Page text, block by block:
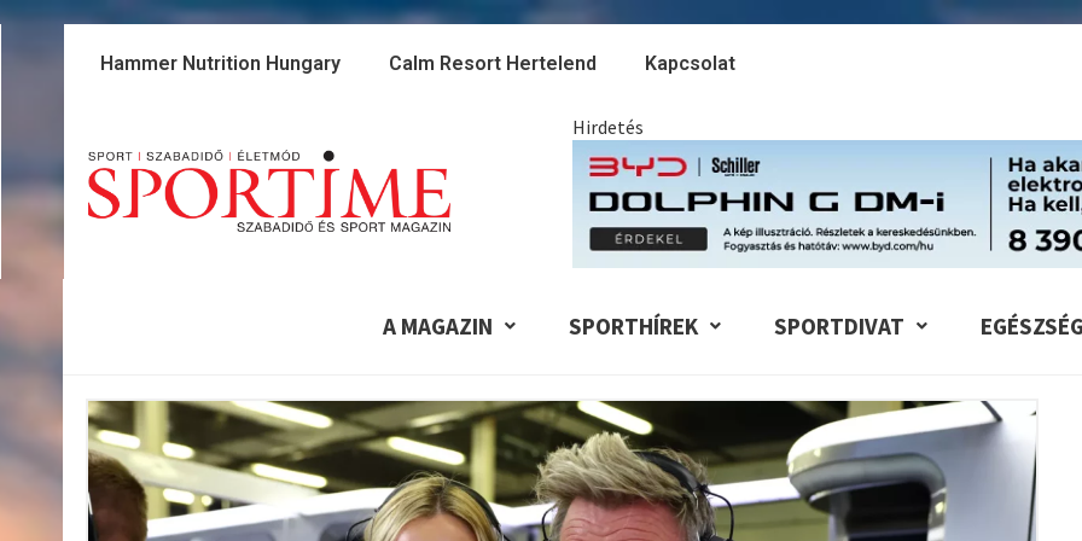
Skip
Hammer Nutrition Hungary Calm Resort Hertelend Kapcsolat
Hirdetés
A MAGAZIN SPORTHÍREK SPORTDIVAT EGÉSZSÉG